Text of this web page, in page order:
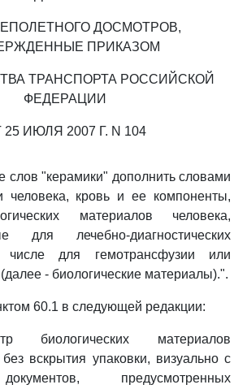
ДОСМОТРОВ,
ПРИКАЗОМ
ТРАНСПОРТА РОССИЙСКОЙ
ФЕДЕРАЦИИ
25 ИЮЛЯ 2007 Г. N 104
слов "керамики" дополнить словами
человека, кровь и ее компоненты,
материалов человека,
для лечебно-диагностических
для гемотрансфузии или
- биологические материалы).".
60.1 в следующей редакции:
биологических материалов
вскрытия упаковки, визуально с
предусмотренных